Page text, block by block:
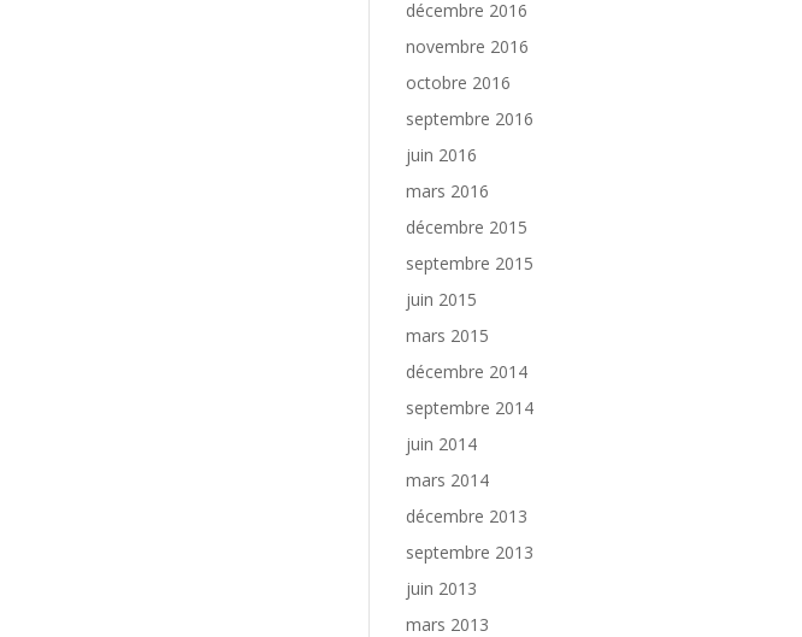
décembre 2016
novembre 2016
octobre 2016
septembre 2016
juin 2016
mars 2016
décembre 2015
septembre 2015
juin 2015
mars 2015
décembre 2014
septembre 2014
juin 2014
mars 2014
décembre 2013
septembre 2013
juin 2013
mars 2013